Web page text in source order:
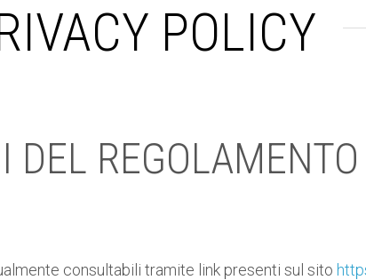
POLICY
DEL
consultabili tramite link presenti sul sito